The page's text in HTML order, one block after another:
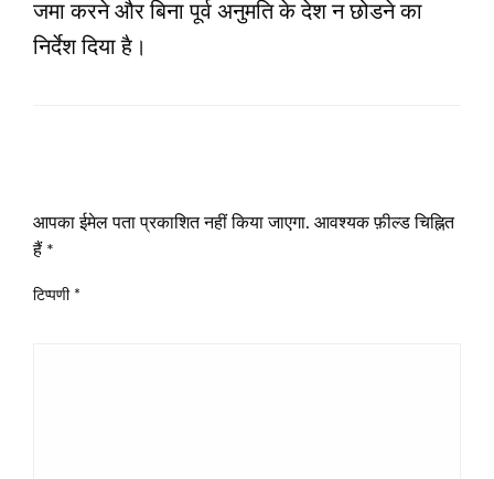
जमा करने और बिना पूर्व अनुमति के देश न छोडने का
निर्देश दिया है।
आपका ईमेल पता प्रकाशित नहीं किया जाएगा. आवश्यक फ़ील्ड चिह्नित
हैं *
टिप्पणी *